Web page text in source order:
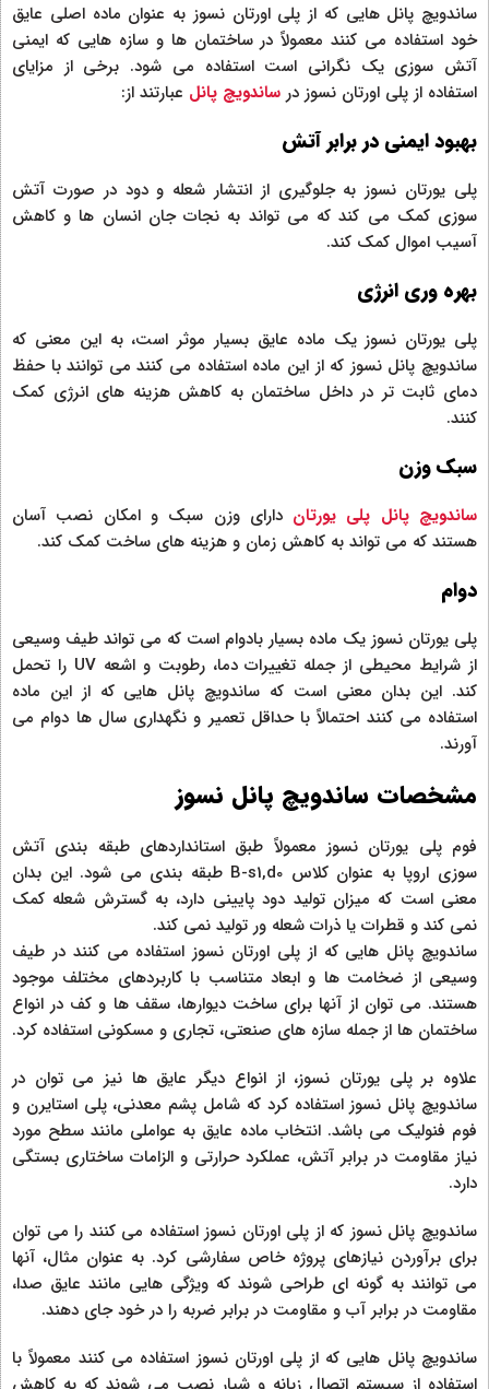
ساندویچ پانل هایی که از پلی اورتان نسوز به عنوان ماده اصلی عایق
خود استفاده می کنند معمولاً در ساختمان ها و سازه هایی که ایمنی
آتش سوزی یک نگرانی است استفاده می شود. برخی از مزایای
استفاده از پلی اورتان نسوز در ساندویچ پانل عبارتند از:
بهبود ایمنی در برابر آتش
پلی یورتان نسوز به جلوگیری از انتشار شعله و دود در صورت آتش
سوزی کمک می کند که می تواند به نجات جان انسان ها و کاهش
آسیب اموال کمک کند.
بهره وری انرژی
پلی یورتان نسوز یک ماده عایق بسیار موثر است، به این معنی که
ساندویچ پانل نسوز که از این ماده استفاده می کنند می توانند با حفظ
دمای ثابت تر در داخل ساختمان به کاهش هزینه های انرژی کمک
کنند.
سبک وزن
ساندویچ پانل پلی یورتان دارای وزن سبک و امکان نصب آسان
هستند که می تواند به کاهش زمان و هزینه های ساخت کمک کند.
دوام
پلی یورتان نسوز یک ماده بسیار بادوام است که می تواند طیف وسیعی
از شرایط محیطی از جمله تغییرات دما، رطوبت و اشعه UV را تحمل
کند. این بدان معنی است که ساندویچ پانل هایی که از این ماده
استفاده می کنند احتمالاً با حداقل تعمیر و نگهداری سال ها دوام می
آورند.
مشخصات ساندویچ پانل نسوز
فوم پلی یورتان نسوز معمولاً طبق استانداردهای طبقه بندی آتش
سوزی اروپا به عنوان کلاس B-s1,d0 طبقه بندی می شود. این بدان
معنی است که میزان تولید دود پایینی دارد، به گسترش شعله کمک
نمی کند و قطرات یا ذرات شعله ور تولید نمی کند.
ساندویچ پانل هایی که از پلی اورتان نسوز استفاده می کنند در طیف
وسیعی از ضخامت ها و ابعاد متناسب با کاربردهای مختلف موجود
هستند. می توان از آنها برای ساخت دیوارها، سقف ها و کف در انواع
ساختمان ها از جمله سازه های صنعتی، تجاری و مسکونی استفاده کرد.
علاوه بر پلی یورتان نسوز، از انواع دیگر عایق ها نیز می توان در
ساندویچ پانل نسوز استفاده کرد که شامل پشم معدنی، پلی استایرن و
فوم فنولیک می باشد. انتخاب ماده عایق به عواملی مانند سطح مورد
نیاز مقاومت در برابر آتش، عملکرد حرارتی و الزامات ساختاری بستگی
دارد.
ساندویچ پانل نسوز که از پلی اورتان نسوز استفاده می کنند را می توان
برای برآوردن نیازهای پروژه خاص سفارشی کرد. به عنوان مثال، آنها
می توانند به گونه ای طراحی شوند که ویژگی هایی مانند عایق صدا،
مقاومت در برابر آب و مقاومت در برابر ضربه را در خود جای دهند.
ساندویچ پانل هایی که از پلی اورتان نسوز استفاده می کنند معمولاً با